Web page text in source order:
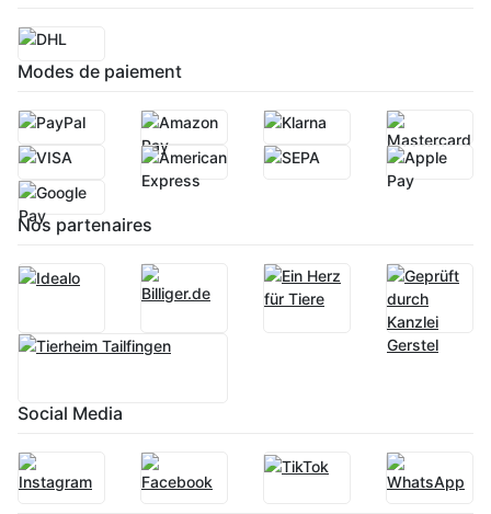
Modes de paiement
Nos partenaires
Social Media